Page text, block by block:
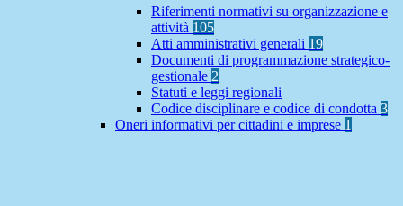
Riferimenti normativi su organizzazione e
attività 105
Atti amministrativi generali 19
Documenti di programmazione strategico-
gestionale 2
Statuti e leggi regionali
Codice disciplinare e codice di condotta 3
Oneri informativi per cittadini e imprese 1